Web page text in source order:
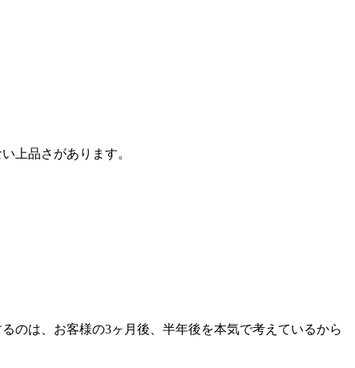
上品さがあります。
のは、お客様の3ヶ月後、半年後を本気で考えているから